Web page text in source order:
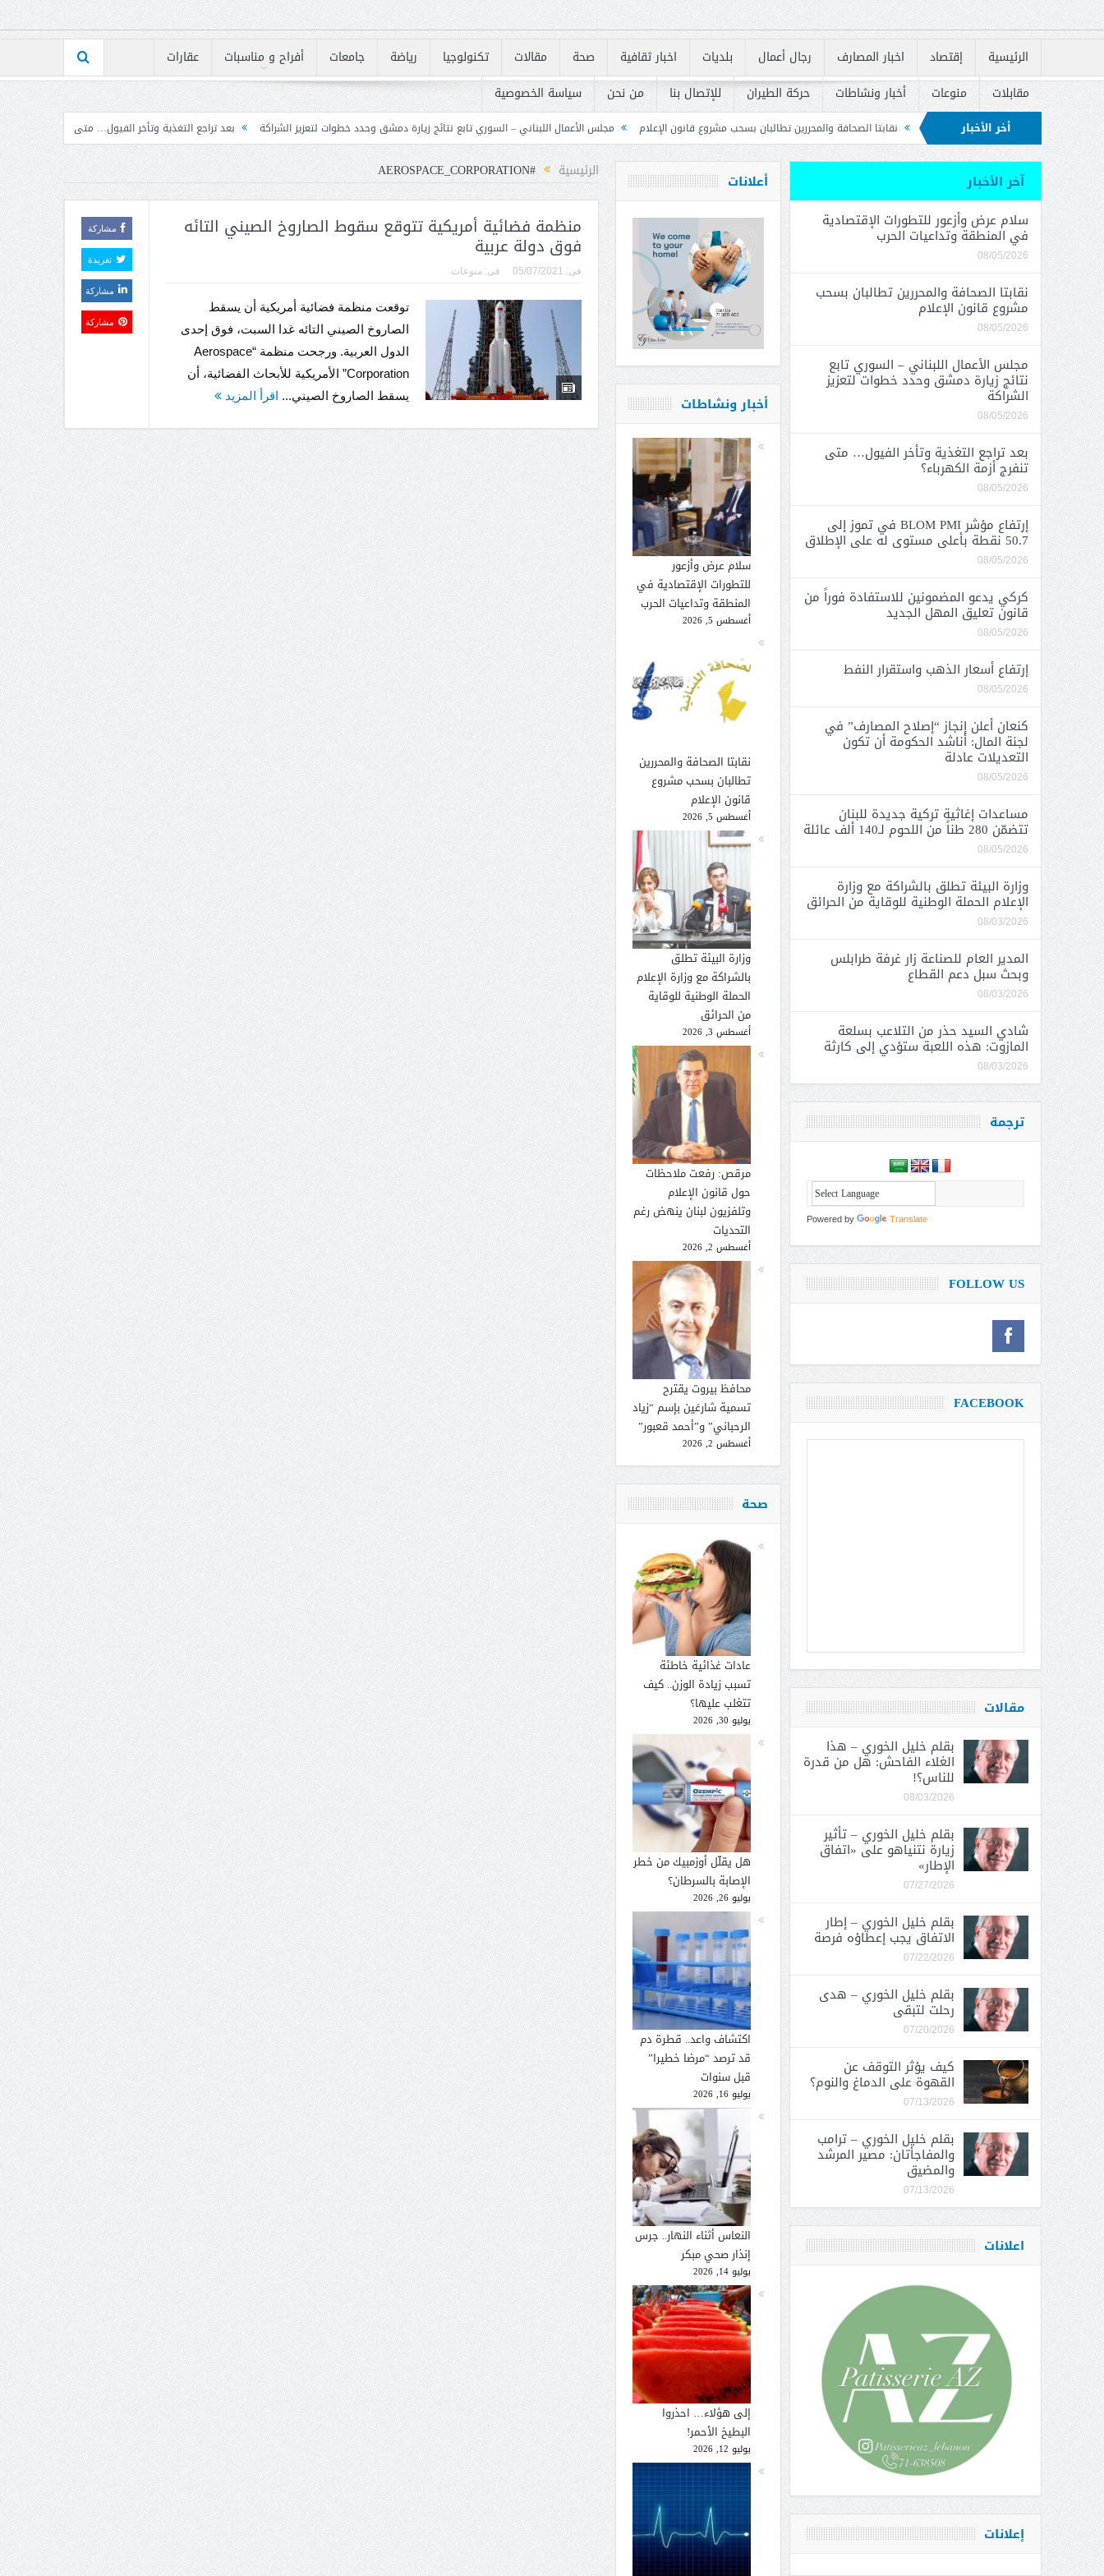
الرئيسية إقتصاد اخبار المصارف رجال أعمال بلديات اخبار ثقافية صحة مقالات تكنولوجيا رياضة جامعات أفراح و مناسبات
عقارات
مقابلات
منوعات أخبار ونشاطات حركة الطيران للإتصال بنا من نحن سياسة الخصوصية
أخر الأخبار الحرب نقابتا الصحافة والمحررين تطالبان بسحب مشروع قانون الإعلام مجلس الأعمال اللبناني – السوري تابع نتائج زيارة دمشق وحدد خطوات لتعزيز الشراكة بعد تراجع التغذية وتأخر الفيول… متى تنفرج أزمة الكهرباء؟
إرتفاع مؤشر BLOM PMI في تموز إلى 50.7 نقطة بأعلى مستوى له على الإطلاق
للوقاية من الحرائق
الرئيسية #AEROSPACE_CORPORATION
منظمة فضائية أمريكية تتوقع سقوط الصاروخ الصيني التائه
فوق دولة عربية
فى: 05/07/2021 فى:منوعات
توقعت منظمة فضائية أمريكية أن يسقط
الصاروخ الصيني التائه غدا السبت، فوق إحدى
الدول العربية. ورجحت منظمة “Aerospace
Corporation” الأمريكية للأبحاث الفضائية، أن
يسقط الصاروخ الصيني... اقرأ المزيد
مشاركة
تغريدة
مشاركة
مشاركة
أعلانات
أخبار ونشاطات
سلام عرض وأزعور
للتطورات الإقتصادية في
المنطقة وتداعيات الحرب
أغسطس 5, 2026
نقابتا الصحافة والمحررين
تطالبان بسحب مشروع
قانون الإعلام
أغسطس 5, 2026
وزارة البيئة تطلق
بالشراكة مع وزارة الإعلام
الحملة الوطنية للوقاية
من الحرائق
أغسطس 3, 2026
مرقص: رفعت ملاحظات
حول قانون الإعلام
وتلفزيون لبنان ينهض رغم
التحديات
أغسطس 2, 2026
محافظ بيروت يقترح
تسمية شارعَين بإسم “زياد
الرحباني” و”أحمد قعبور”
أغسطس 2, 2026
صحة
عادات غذائية خاطئة
تسبب زيادة الوزن.. كيف
تتغلب عليها؟
يوليو 30, 2026
هل يقلّل أوزمبيك من خطر
الإصابة بالسرطان؟
يوليو 26, 2026
اكتشاف واعد.. قطرة دم
قد ترصد “مرضا خطيرا”
قبل سنوات
يوليو 16, 2026
النعاس أثناء النهار.. جرس
إنذار صحي مبكر
يوليو 14, 2026
إلى هؤلاء… احذروا
البطيخ الأحمر!
يوليو 12, 2026
آخر الأخبار
سلام عرض وأزعور للتطورات الإقتصادية
في المنطقة وتداعيات الحرب
08/05/2026
نقابتا الصحافة والمحررين تطالبان بسحب
مشروع قانون الإعلام
08/05/2026
مجلس الأعمال اللبناني – السوري تابع
نتائج زيارة دمشق وحدد خطوات لتعزيز
الشراكة
08/05/2026
بعد تراجع التغذية وتأخر الفيول… متى
تنفرج أزمة الكهرباء؟
08/05/2026
إرتفاع مؤشر BLOM PMI في تموز إلى
50.7 نقطة بأعلى مستوى له على الإطلاق
08/05/2026
كركي يدعو المضمونين للاستفادة فوراً من
قانون تعليق المهل الجديد
08/05/2026
إرتفاع أسعار الذهب واستقرار النفط
08/05/2026
كنعان أعلن إنجاز “إصلاح المصارف” في
لجنة المال: أناشد الحكومة أن تكون
التعديلات عادلة
08/05/2026
مساعدات إغاثية تركية جديدة للبنان
تتضمّن 280 طناً من اللحوم لـ140 ألف عائلة
08/05/2026
وزارة البيئة تطلق بالشراكة مع وزارة
الإعلام الحملة الوطنية للوقاية من الحرائق
08/03/2026
المدير العام للصناعة زار غرفة طرابلس
وبحث سبل دعم القطاع
08/03/2026
شادي السيد حذر من التلاعب بسلعة
المازوت: هذه اللعبة ستؤدي إلى كارثة
08/03/2026
ترجمة
Powered by Translate
FOLLOW US
FACEBOOK
مقالات
بقلم خليل الخوري – هذا
الغلاء الفاحش: هل من قدرة
للناس؟!
08/03/2026
بقلم خليل الخوري – تأثير
زيارة نتنياهو على «اتفاق
الإطار»
07/27/2026
بقلم خليل الخوري – إطار
الاتفاق يجب إعطاؤه فرصة
07/22/2026
بقلم خليل الخوري – هدى
رحلت لتبقى
07/20/2026
كيف يؤثر التوقف عن
القهوة على الدماغ والنوم؟
07/13/2026
بقلم خليل الخوري – ترامب
والمفاجأتان: مصير المرشد
والمضيق
07/13/2026
اعلانات
إعلانات